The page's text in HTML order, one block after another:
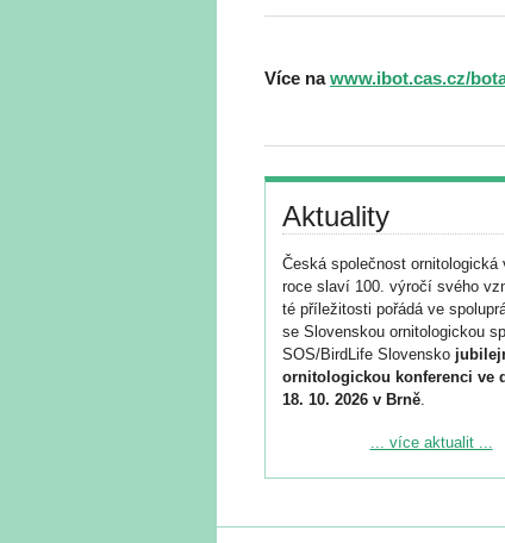
Více nawww.ibot.cas.cz/
Aktuality
Česká společnost ornitologická
roce slaví 100. výročí svého
té příležitosti pořádá ve
se Slovenskou ornitologickou
SOS/BirdLife Slovensko
ornitologickou konferenci ve
18. 10. 2026 v Brně.
Podrobnější informace ke
Registrovat se můžete do 6.
... více aktualit ...